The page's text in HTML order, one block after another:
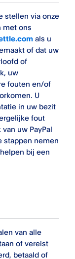
stellen via onze
met ons
als u
of dat uw
of
uw
fouten en/of
U
in uw bezit
fout
van uw PayPal
stappen nemen
bij een
van alle
of vereist
betaald of